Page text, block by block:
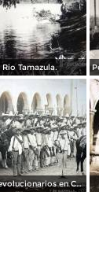
Rio Tamazula.
Los Revolucionarios en Culiacan Melquiades Melendez y su guerrilla.